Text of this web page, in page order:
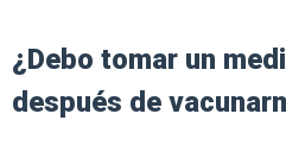
¿Debo tomar un
después de